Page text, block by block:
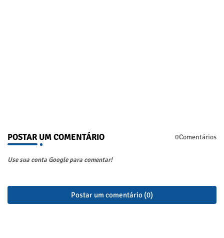
POSTAR UM COMENTÁRIO 0Comentários
Use sua conta Google para comentar!
Postar um comentário (0)